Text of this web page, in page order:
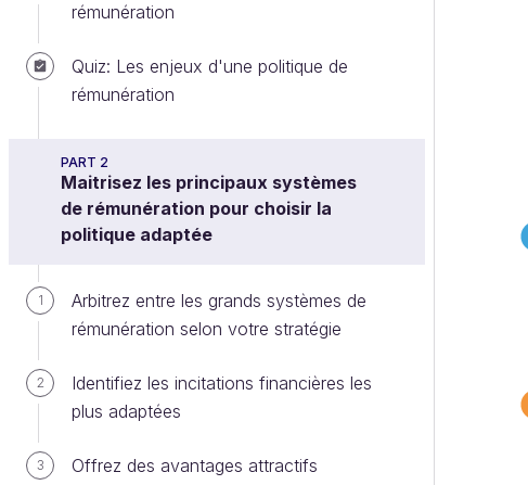
rémunération
Quiz: Les enjeux d'une politique de
rémunération
PART 2
Maitrisez les principaux systèmes
de rémunération pour choisir la
politique adaptée
1
Arbitrez entre les grands systèmes de
rémunération selon votre stratégie
2
Identifiez les incitations financières les
plus adaptées
3 Offrez des avantages attractifs